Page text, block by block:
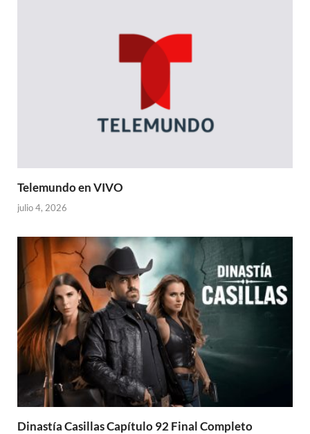
Telemundo en VIVO
julio 4, 2026
Dinastía Casillas Capítulo 92 Final Completo